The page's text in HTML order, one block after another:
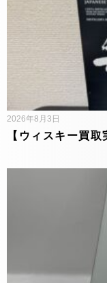
【ウィスキー買
2026年8月3日